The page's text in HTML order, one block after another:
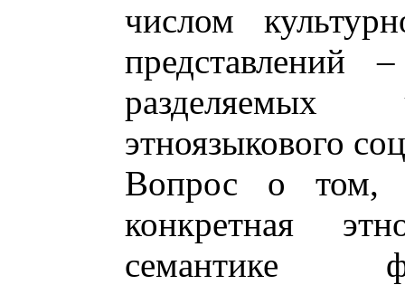
числом
представлений
разделяемых
этноязыкового
Вопрос о том,
конкретная
семантике